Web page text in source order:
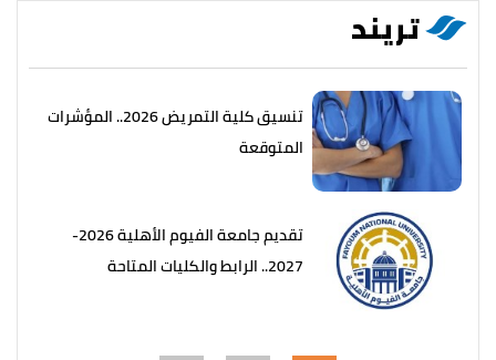
تريند
تنسيق كلية التمريض 2026.. المؤشرات
المتوقعة
تقديم جامعة الفيوم الأهلية 2026-
2027.. الرابط والكليات المتاحة